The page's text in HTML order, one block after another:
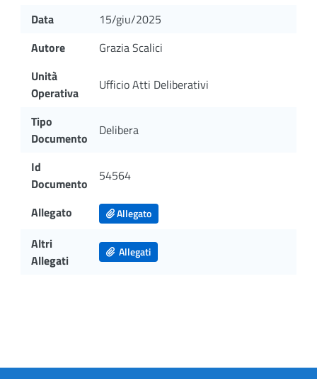
Data
15/giu/2025
Autore
Grazia Scalici
Unità
Operativa
Ufficio Atti Deliberativi
Tipo
Documento
Delibera
Id
Documento
54564
Allegato Allegato
Altri
Allegati
Allegati